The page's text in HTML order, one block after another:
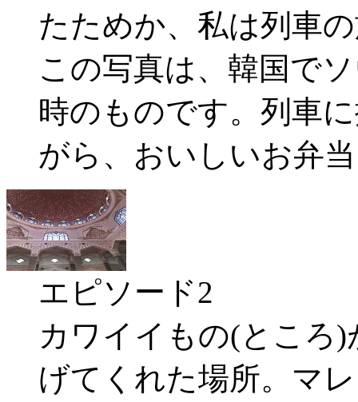
たためか、私は列車
この写真は、韓国で
時のものです。列車
がら、おいしいお弁
エピソード2
カワイイもの(ところ
げてくれた場所。マ